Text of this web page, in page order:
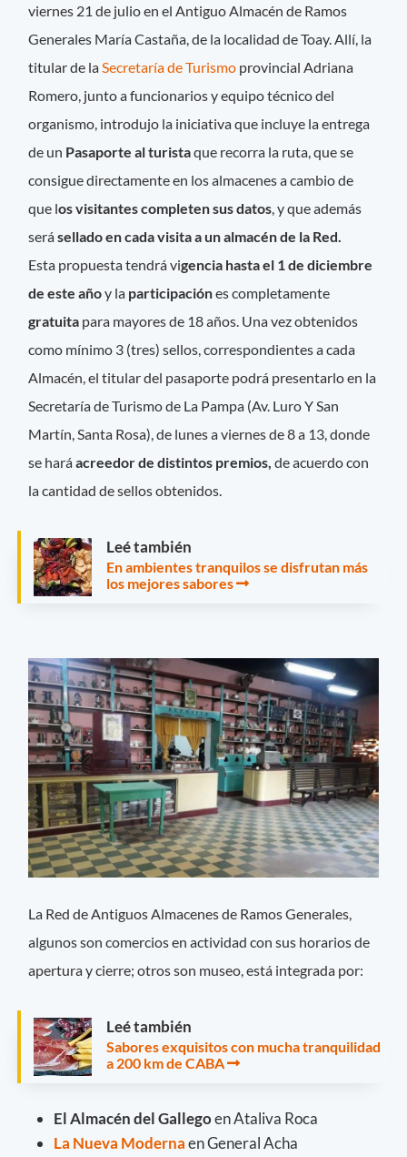
viernes 21 de julio en el Antiguo Almacén de Ramos
Generales María Castaña, de la localidad de Toay. Allí, la
titular de la Secretaría de Turismo provincial Adriana
Romero, junto a funcionarios y equipo técnico del
organismo, introdujo la iniciativa que incluye la entrega
de un Pasaporte al turistaque recorra la ruta, que se
consigue directamente en los almacenes a cambio de
que los visitantes completen sus datos , y que además
serásellado en cada visita a un almacén de la Red.
Esta propuesta tendrá vigencia hasta el 1 de diciembre
de este añoy la participaciónes completamente
gratuita para mayores de 18 años. Una vez obtenidos
como mínimo 3 (tres) sellos, correspondientes a cada
Almacén, el titular del pasaporte podrá presentarlo en la
Secretaría de Turismo de La Pampa (Av. Luro Y San
Martín, Santa Rosa), de lunes a viernes de 8 a 13, donde
se haráacreedor de distintos premios,de acuerdo con
la cantidad de sellos obtenidos.
Leé también
En ambientes tranquilos se disfrutan más
los mejores sabores
La Red de Antiguos Almacenes de Ramos Generales,
algunos son comercios en actividad con sus horarios de
apertura y cierre; otros son museo, está integrada por:
Leé también
Sabores exquisitos con mucha tranquilidad
a 200 km de CABA
El Almacén del Gallegoen Ataliva Roca
La Nueva Modernaen General Acha